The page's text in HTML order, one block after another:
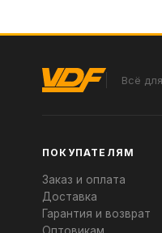
Всё
ПОКУПАТЕЛЯМ
Заказ и оплата
Доставка
Гарантия и возврат